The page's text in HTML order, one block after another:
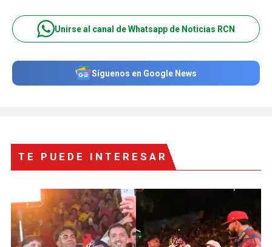
Unirse al canal de Whatsapp de Noticias RCN
Síguenos en Google News
TE PUEDE INTERESAR